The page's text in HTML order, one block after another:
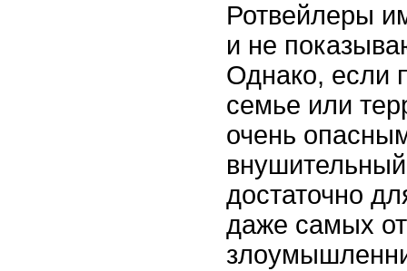
Ротвейлеры
и не
Однако, если
семье или
очень
достаточно
даже самых